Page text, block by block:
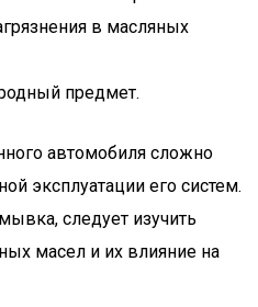
в масляных
предмет.
автомобиля сложно
эксплуатации его систем.
следует изучить
масел и их влияние на